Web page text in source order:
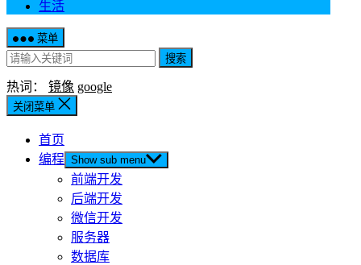
生活
菜单
搜索
热词： 镜像 google
关闭菜单
首页
编程 Show sub menu
前端开发
后端开发
微信开发
服务器
数据库